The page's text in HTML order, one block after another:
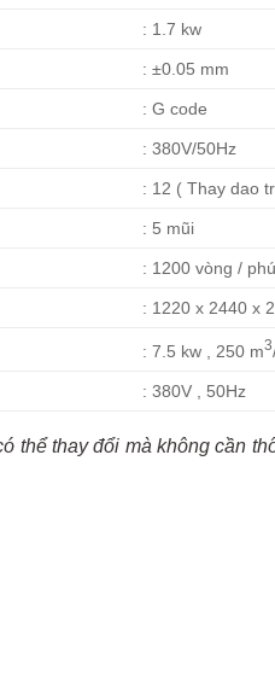
: 1.7 kw
: ±0.05 mm
: G code
: 380V/50Hz
: 12 ( Thay dao
: 5 mũi
: 1200 vòng /
: 1220 x 2440 x
: 7.5 kw , 250 m3
: 380V , 50Hz
thể thay đổi mà không cần